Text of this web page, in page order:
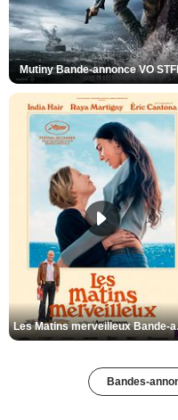
Mutiny Bande-annonce VO
Les
Bandes-